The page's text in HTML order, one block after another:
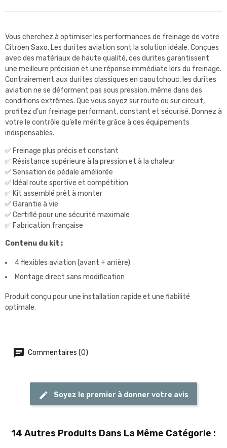
Vous cherchez à optimiser les performances de freinage de votre
Citroen Saxo. Les durites aviation sont la solution idéale. Conçues
avec des matériaux de haute qualité, ces durites garantissent
une meilleure précision et une réponse immédiate lors du freinage.
Contrairement aux durites classiques en caoutchouc, les durites
aviation ne se déforment pas sous pression, même dans des
conditions extrêmes. Que vous soyez sur route ou sur circuit,
profitez d’un freinage performant, constant et sécurisé. Donnez à
votre le contrôle qu’elle mérite grâce à ces équipements
indispensables.
✅ Freinage plus précis et constant
✅ Résistance supérieure à la pression et à la chaleur
✅ Sensation de pédale améliorée
✅ Idéal route sportive et compétition
✅ Kit assemblé prêt à monter
✅ Garantie à vie
✅ Certifié pour une sécurité maximale
✅ Fabrication française
Contenu du kit :
4 flexibles aviation (avant + arrière)
Montage direct sans modification
Produit conçu pour une installation rapide et une fiabilité
optimale.
Commentaires (0)
Soyez le premier à donner votre avis
14 Autres Produits Dans La Même Catégorie :